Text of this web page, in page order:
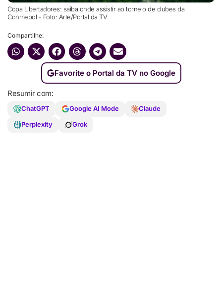
Copa Libertadores: saiba onde assistir ao torneio de clubes da
Conmebol - Foto: Arte/Portal da TV
Compartilhe:
Favorite o Portal da TV no Google
Resumir com:
ChatGPT Google AI Mode
Claude
Perplexity
Grok